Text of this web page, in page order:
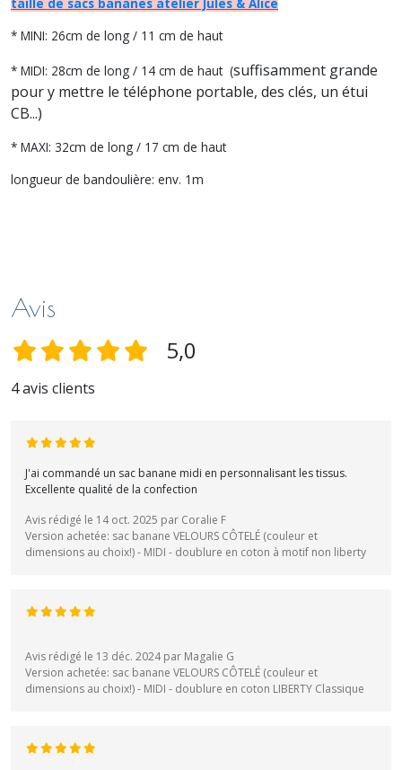
* MINI: 26cm de long / 11 cm de haut
* MIDI: 28cm de long / 14 cm de haut (suffisamment grande
pour y mettre le téléphone portable, des clés, un étui
CB...)
* MAXI: 32cm de long / 17 cm de haut
longueur de bandoulière: env. 1m
Avis
5,0
4 avis clients
J'ai commandé un sac banane midi en personnalisant les tissus.
Excellente qualité de la confection
Avis rédigé le 14 oct. 2025 par Coralie F
Version achetée: sac banane VELOURS CÔTELÉ (couleur et
dimensions au choix!) - MIDI - doublure en coton à motif non liberty
Avis rédigé le 13 déc. 2024 par Magalie G
Version achetée: sac banane VELOURS CÔTELÉ (couleur et
dimensions au choix!) - MIDI - doublure en coton LIBERTY Classique